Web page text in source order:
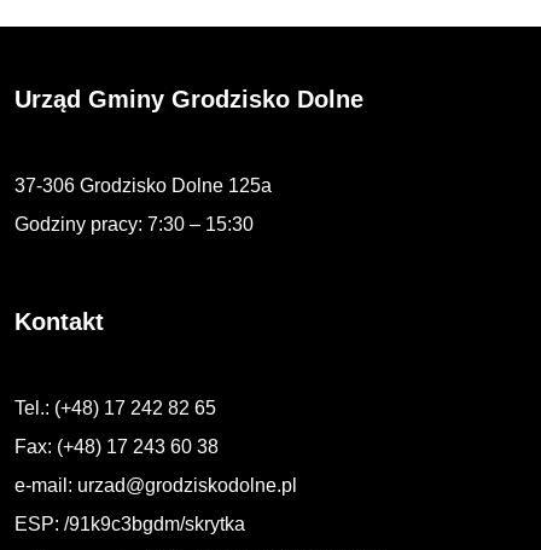
Urząd Gminy Grodzisko Dolne
37-306 Grodzisko Dolne 125a
Godziny pracy: 7:30 – 15:30
Kontakt
Tel.: (+48) 17 242 82 65
Fax: (+48) 17 243 60 38
e-mail: urzad@grodziskodolne.pl
ESP: /91k9c3bgdm/skrytka